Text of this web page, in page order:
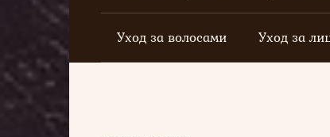
Уход за волосами Уход за